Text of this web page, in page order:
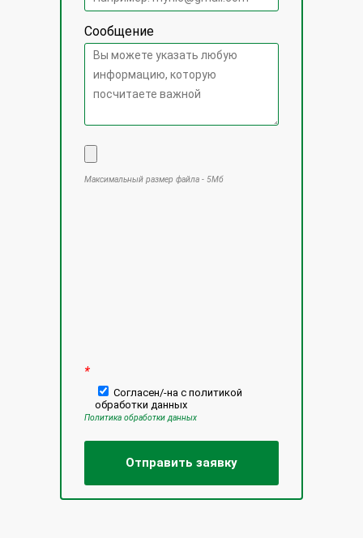
Сообщение
Максимальный размер файла - 5Мб
*
Согласен/-на с политикой
обработки данных
Политика обработки данных